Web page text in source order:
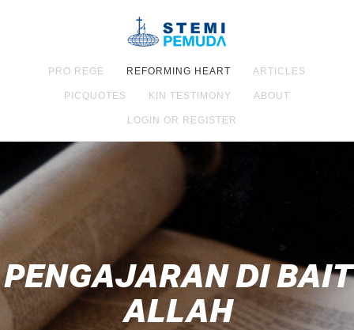
PRO REGE REFORMING HEART ARTICLES
PICQUOTES KIN TESTIMONY ABOUT
LOGIN OR REGISTER
PENGAJARAN DI BAIT
ALLAH